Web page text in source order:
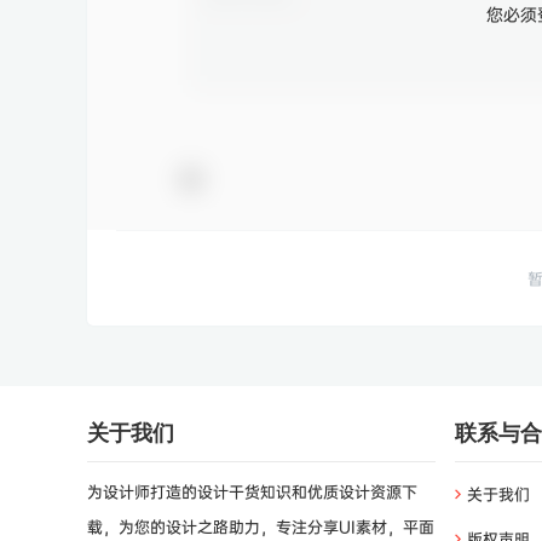
您必须
关于我们
为设计师打造的设计干货知识和优质设计资源下
载，为您的设计之路助力，专注分享UI素材，平面
联系与
关于我们